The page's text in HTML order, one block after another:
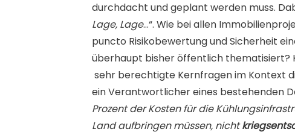
durchdacht und geplant werden muss.
Lage, Lage…“. Wie bei allen
puncto Risikobewertung und Sicherheit
überhaupt bisher öffentlich thematisiert?
sehr berechtigte Kernfragen im Kontext
ein Verantwortlicher eines bestehenden
Prozent der Kosten für die
Land aufbringen müssen, nicht